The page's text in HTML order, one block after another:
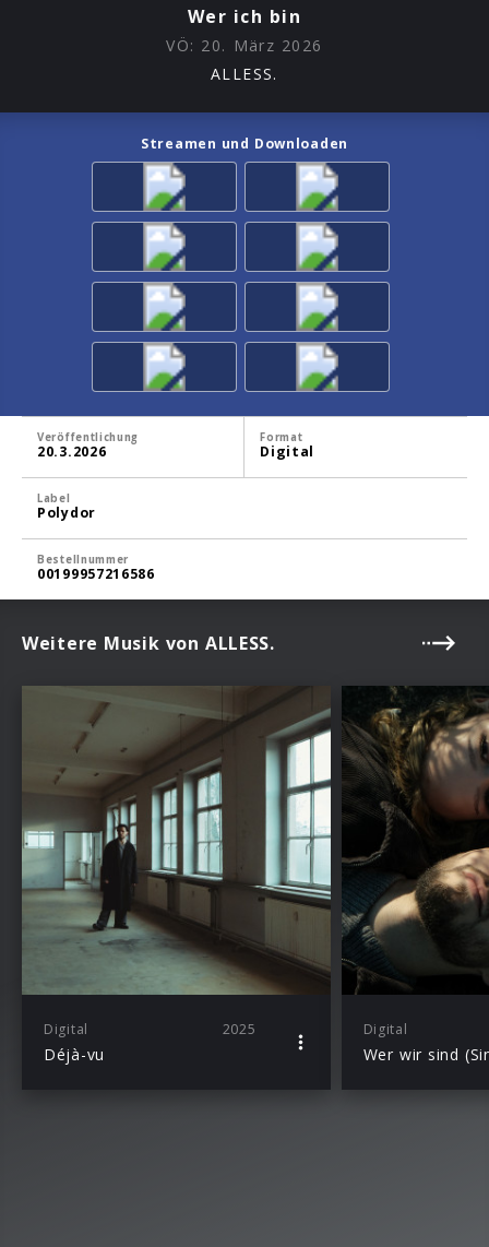
Wer ich bin
VÖ: 20. März 2026
ALLESS.
Streamen und Downloaden
Veröffentlichung
20.3.2026
Format
Digital
Label
Polydor
Bestellnummer
00199957216586
Weitere Musik von ALLESS.
Digital 2025
Déjà-vu
Digital
Wer wir sind